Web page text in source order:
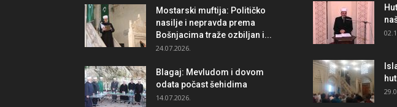
Mostarski muftija: Političko
nasilje i nepravda prema
Bošnjacima traže ozbiljan i...
24.07.2026.
Blagaj: Mevludom i dovom
odata počast šehidima
14.07.2026.